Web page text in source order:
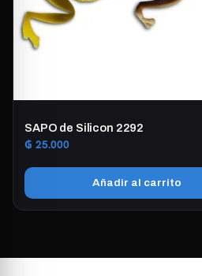
SAPO de Silicon 2292
₲ 25.000
Añadir al carrito